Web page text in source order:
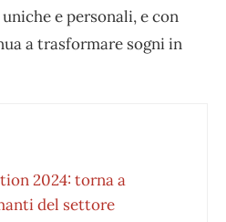
e personali, e con
a trasformare sogni in
2024: torna a
del settore